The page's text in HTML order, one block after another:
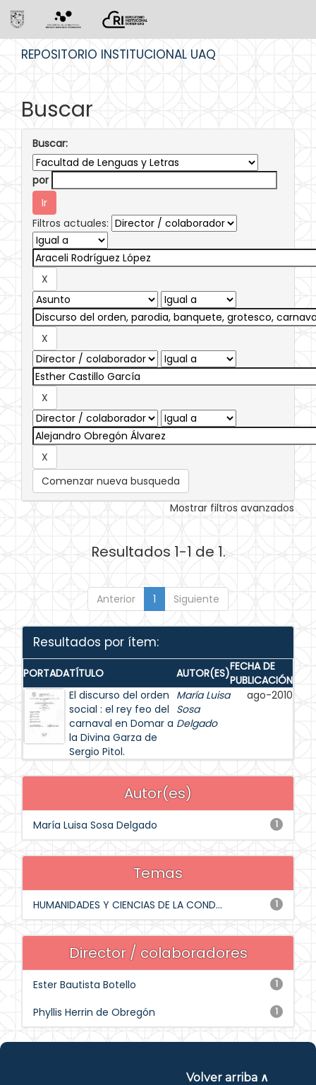
REPOSITORIO INSTITUCIONAL UAQ
Buscar
Buscar:
por
Filtros actuales:
Comenzar nueva busqueda
Mostrar filtros avanzados
Resultados 1-1 de 1.
Anterior 1 Siguiente
Resultados por ítem:
PORTADATÍTULO AUTOR(ES)FECHA DE
PUBLICACIÓN
El discurso del orden
social : el rey feo del
carnaval en Domar a
la Divina Garza de
Sergio Pitol.
María Luisa
Sosa
Delgado
ago-2010
Autor(es)
1
María Luisa Sosa Delgado
Temas
1
HUMANIDADES Y CIENCIAS DE LA COND...
Director / colaboradores
1
Ester Bautista Botello
1
Phyllis Herrin de Obregón
Volver arriba ∧